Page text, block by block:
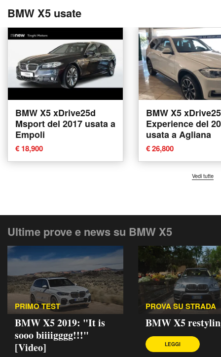
BMW X5 usate
BMW X5 xDrive25d
Msport del 2017 usata a
Empoli
€ 18,900
BMW X5
Experience del
usata a Agliana
€ 26,800
Vedi tutte
Ultime prove e news su BMW X5
PRIMO TEST
BMW X5 2019: "It is
sooo biiiigggg!!!"
[Video]
PROVA SU STRADA
BMW X5
LEGGI